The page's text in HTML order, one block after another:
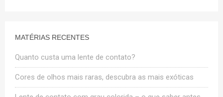
MATÉRIAS RECENTES
Quanto custa uma lente de contato?
Cores de olhos mais raras, descubra as mais exóticas